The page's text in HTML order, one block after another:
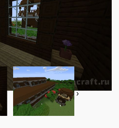
‹
›